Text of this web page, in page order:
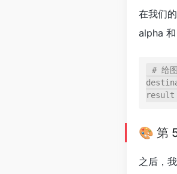
在我们
alpha 和
# 给
🎨 第
之后，